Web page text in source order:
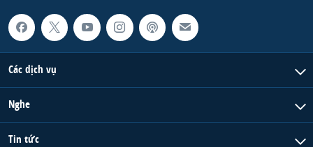
Các dịch vụ
Nghe
Tin tức